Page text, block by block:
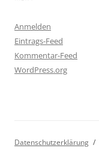
Anmelden
Eintrags-Feed
Kommentar-Feed
WordPress.org
Datenschutzerklärung